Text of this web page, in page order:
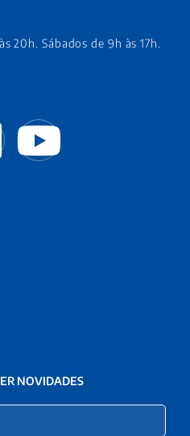
20h. Sábados de 9h às 17h.
NOVIDADES